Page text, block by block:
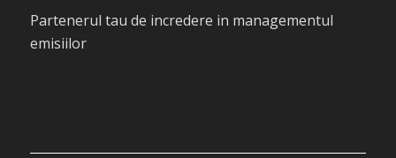
Partenerul tau de incredere in managementul
emisiilor